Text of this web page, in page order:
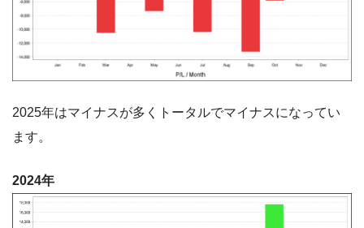
2025年はマイナスが多くトータルでマイナスになってい
ます。
2024年